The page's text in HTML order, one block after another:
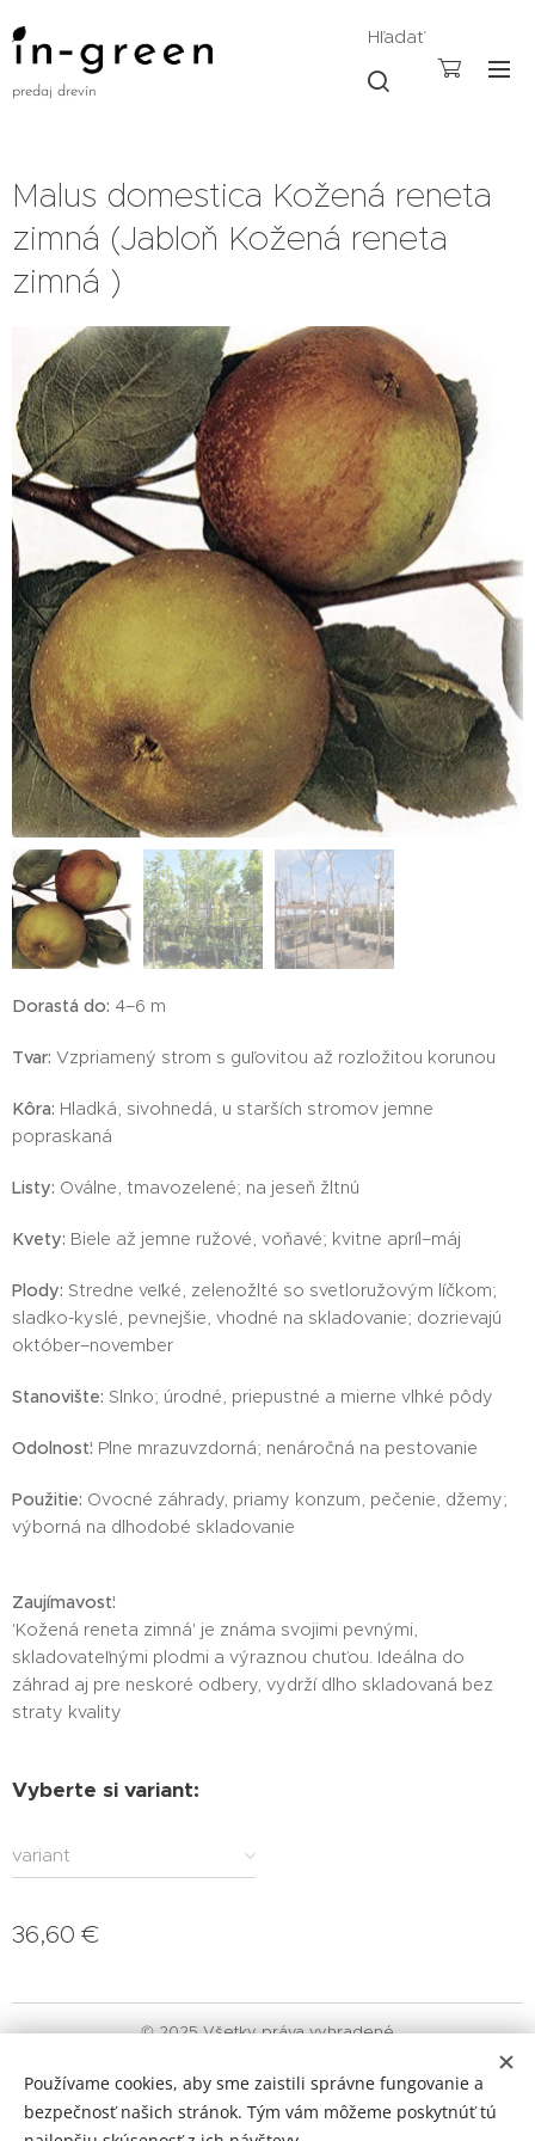
predaj drevín
Hľadať
Malus domestica Kožená reneta
zimná (Jabloň Kožená reneta
zimná )
Dorastá do: 4–6 m
Tvar: Vzpriamený strom s guľovitou až rozložitou korunou
Kôra: Hladká, sivohnedá, u starších stromov jemne
popraskaná
Listy: Oválne, tmavozelené; na jeseň žltnú
Kvety: Biele až jemne ružové, voňavé; kvitne apríl–máj
Plody: Stredne veľké, zelenožlté so svetloružovým líčkom;
sladko-kyslé, pevnejšie, vhodné na skladovanie; dozrievajú
október–november
Stanovište: Slnko; úrodné, priepustné a mierne vlhké pôdy
Odolnosť: Plne mrazuvzdorná; nenáročná na pestovanie
Použitie: Ovocné záhrady, priamy konzum, pečenie, džemy;
výborná na dlhodobé skladovanie
Zaujímavosť:
'Kožená reneta zimná' je známa svojimi pevnými,
skladovateľnými plodmi a výraznou chuťou. Ideálna do
záhrad aj pre neskoré odbery, vydrží dlho skladovaná bez
straty kvality
Vyberte si variant:
variant
36,60 €
© 2025 Všetky práva vyhradené
Reklamačný
poriadok
Cookies
Používame cookies, aby sme zaistili správne fungovanie a
bezpečnosť našich stránok. Tým vám môžeme poskytnúť tú